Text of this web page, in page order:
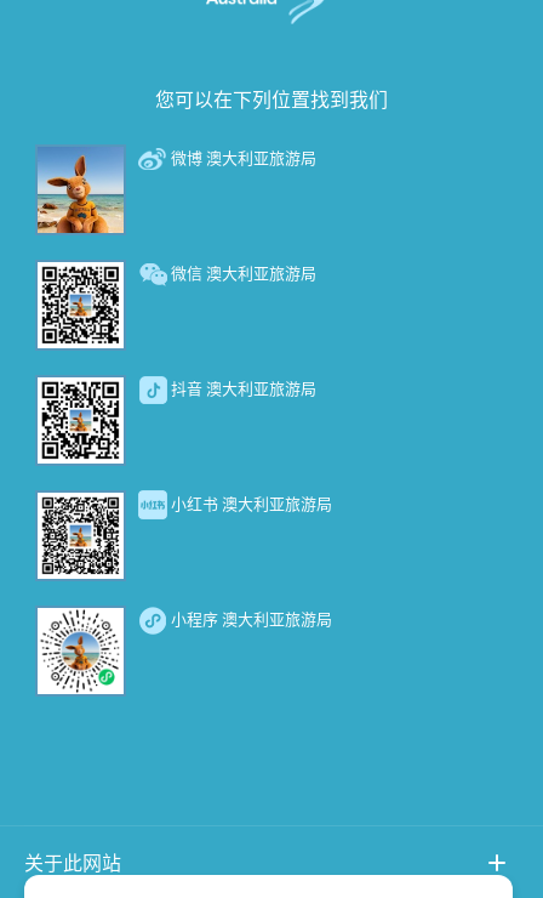
您可以在下列位置找到我们
微博 澳大利亚旅游局
微信 澳大利亚旅游局
抖音 澳大利亚旅游局
小红书 澳大利亚旅游局
小程序 澳大利亚旅游局
关于此网站